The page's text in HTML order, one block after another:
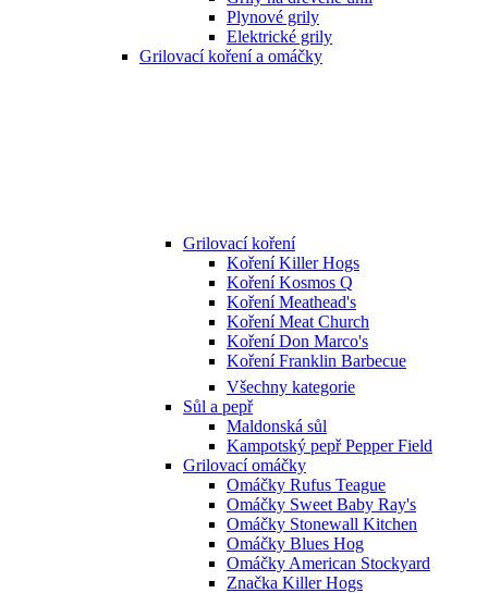
Plynové grily
Elektrické grily
Grilovací koření a omáčky
Grilovací koření
Koření Killer Hogs
Koření Kosmos Q
Koření Meathead's
Koření Meat Church
Koření Don Marco's
Koření Franklin Barbecue
Všechny kategorie
Sůl a pepř
Maldonská sůl
Kampotský pepř Pepper Field
Grilovací omáčky
Omáčky Rufus Teague
Omáčky Sweet Baby Ray's
Omáčky Stonewall Kitchen
Omáčky Blues Hog
Omáčky American Stockyard
Značka Killer Hogs